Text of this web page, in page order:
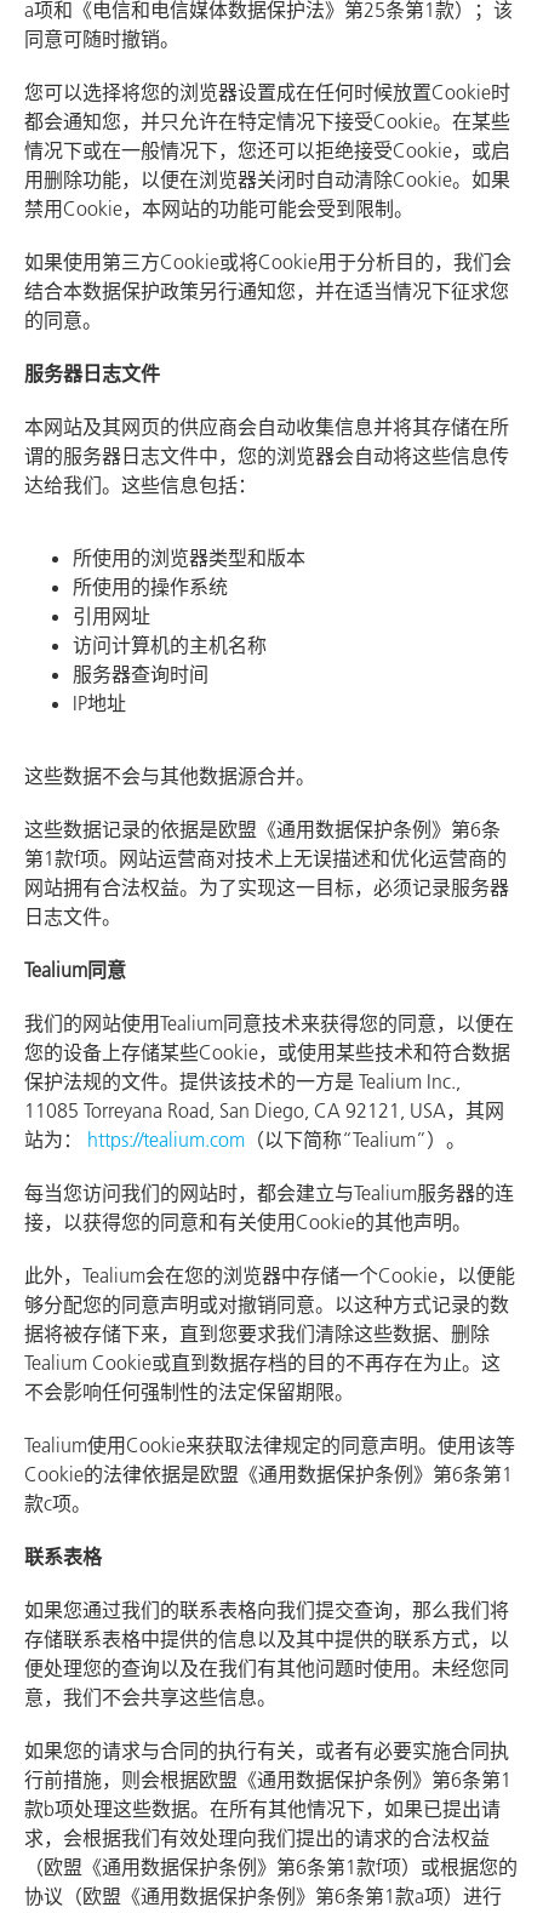
a项和《电信和电信媒体数据保护法》第25条第1款）；该
同意可随时撤销。
您可以选择将您的浏览器设置成在任何时候放置Cookie时
都会通知您，并只允许在特定情况下接受Cookie。在某些
情况下或在一般情况下，您还可以拒绝接受Cookie，或启
用删除功能，以便在浏览器关闭时自动清除Cookie。如果
禁用Cookie，本网站的功能可能会受到限制。
如果使用第三方Cookie或将Cookie用于分析目的，我们会
结合本数据保护政策另行通知您，并在适当情况下征求您
的同意。
服务器日志文件
本网站及其网页的供应商会自动收集信息并将其存储在所
谓的服务器日志文件中，您的浏览器会自动将这些信息传
达给我们。这些信息包括：
所使用的浏览器类型和版本
所使用的操作系统
引用网址
访问计算机的主机名称
服务器查询时间
IP地址
这些数据不会与其他数据源合并。
这些数据记录的依据是欧盟《通用数据保护条例》第6条
第1款f项。网站运营商对技术上无误描述和优化运营商的
网站拥有合法权益。为了实现这一目标，必须记录服务器
日志文件。
Tealium同意
我们的网站使用Tealium同意技术来获得您的同意，以便在
您的设备上存储某些Cookie，或使用某些技术和符合数据
保护法规的文件。提供该技术的一方是 Tealium Inc.,
11085 Torreyana Road, San Diego, CA 92121, USA，其网
站为： https://tealium.com （以下简称“Tealium”）。
每当您访问我们的网站时，都会建立与Tealium服务器的连
接，以获得您的同意和有关使用Cookie的其他声明。
此外，Tealium会在您的浏览器中存储一个Cookie，以便能
够分配您的同意声明或对撤销同意。以这种方式记录的数
据将被存储下来，直到您要求我们清除这些数据、删除
Tealium Cookie或直到数据存档的目的不再存在为止。这
不会影响任何强制性的法定保留期限。
Tealium使用Cookie来获取法律规定的同意声明。使用该等
Cookie的法律依据是欧盟《通用数据保护条例》第6条第1
款c项。
联系表格
如果您通过我们的联系表格向我们提交查询，那么我们将
存储联系表格中提供的信息以及其中提供的联系方式，以
便处理您的查询以及在我们有其他问题时使用。未经您同
意，我们不会共享这些信息。
如果您的请求与合同的执行有关，或者有必要实施合同执
行前措施，则会根据欧盟《通用数据保护条例》第6条第1
款b项处理这些数据。在所有其他情况下，如果已提出请
求，会根据我们有效处理向我们提出的请求的合法权益
（欧盟《通用数据保护条例》第6条第1款f项）或根据您的
协议（欧盟《通用数据保护条例》第6条第1款a项）进行